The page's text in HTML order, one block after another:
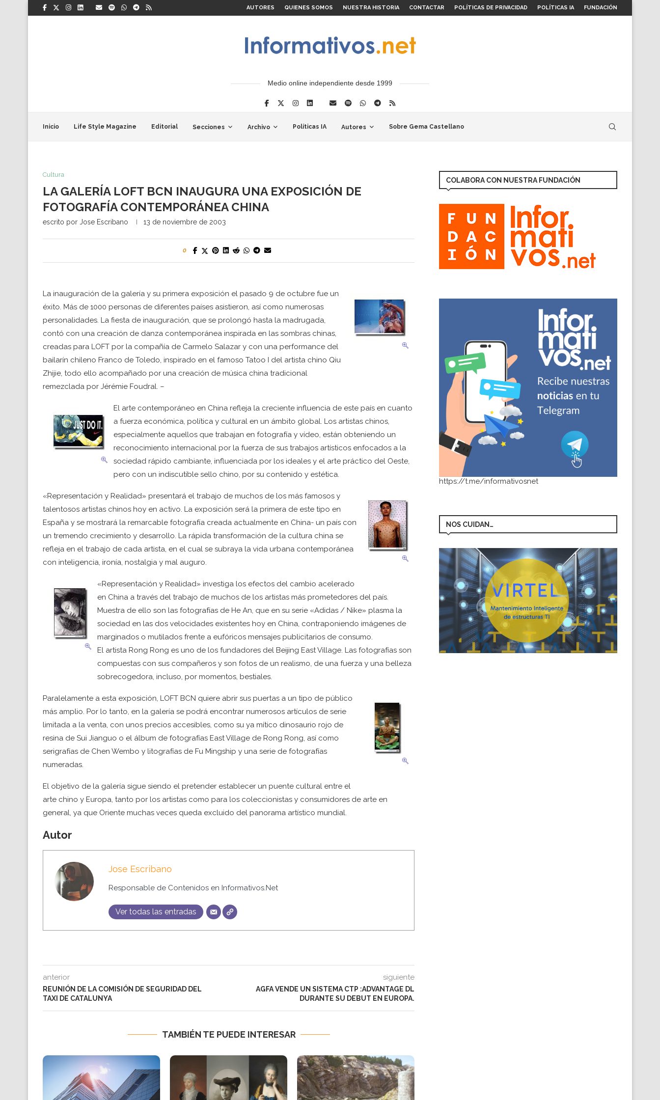
AUTORES QUIENES SOMOS NUESTRA HISTORIA CONTACTAR POLÍTICAS DE PRIVACIDAD POLÍTICAS IA FUNDACIÓN
Medio online independiente desde 1999
Inicio Life Style Magazine Editorial Secciones Archivo Políticas IA Autores Sobre Gema Castellano
Cultura
LA GALERÍA LOFT BCN INAUGURA UNA EXPOSICIÓN DE
FOTOGRAFÍA CONTEMPORÁNEA CHINA
escrito por Jose Escribano 13 de noviembre de 2003
0
La inauguración de la galería y su primera exposición el pasado 9 de octubre fue un
éxito. Más de 1000 personas de diferentes países asistieron, así como numerosas
personalidades. La fiesta de inauguración, que se prolongó hasta la madrugada,
contó con una creación de danza contemporánea inspirada en las sombras chinas,
creadas para LOFT por la compañía de Carmelo Salazar y con una performance del
bailarín chileno Franco de Toledo, inspirado en el famoso Tatoo I del artista chino Qiu
Zhijie, todo ello acompañado por una creación de música china tradicional
remezclada por Jérémie Foudral. –
El arte contemporáneo en China refleja la creciente influencia de este país en cuanto
a fuerza económica, política y cultural en un ámbito global. Los artistas chinos,
especialmente aquellos que trabajan en fotografía y vídeo, están obteniendo un
reconocimiento internacional por la fuerza de sus trabajos artísticos enfocados a la
sociedad rápido cambiante, influenciada por los ideales y el arte práctico del Oeste,
pero con un indiscutible sello chino, por su contenido y estética.
«Representación y Realidad» presentará el trabajo de muchos de los más famosos y
talentosos artistas chinos hoy en activo. La exposición será la primera de este tipo en
España y se mostrará la remarcable fotografía creada actualmente en China- un país con
un tremendo crecimiento y desarrollo. La rápida transformación de la cultura china se
refleja en el trabajo de cada artista, en el cual se subraya la vida urbana contemporánea
con inteligencia, ironía, nostalgia y mal auguro.
«Representación y Realidad» investiga los efectos del cambio acelerado
en China a través del trabajo de muchos de los artistas más prometedores del país.
Muestra de ello son las fotografías de He An, que en su serie «Adidas / Nike» plasma la
sociedad en las dos velocidades existentes hoy en China, contraponiendo imágenes de
marginados o mutilados frente a eufóricos mensajes publicitarios de consumo.
El artista Rong Rong es uno de los fundadores del Beijing East Village. Las fotografías son
compuestas con sus compañeros y son fotos de un realismo, de una fuerza y una belleza
sobrecogedora, incluso, por momentos, bestiales.
Paralelamente a esta exposición, LOFT BCN quiere abrir sus puertas a un tipo de público
más amplio. Por lo tanto, en la galería se podrá encontrar numerosos artículos de serie
limitada a la venta, con unos precios accesibles, como su ya mítico dinosaurio rojo de
resina de Sui Jianguo o el álbum de fotografías East Village de Rong Rong, así como
serigrafías de Chen Wembo y litografías de Fu Mingship y una serie de fotografías
numeradas.
El objetivo de la galería sigue siendo el pretender establecer un puente cultural entre el
arte chino y Europa, tanto por los artistas como para los coleccionistas y consumidores de arte en
general, ya que Oriente muchas veces queda excluido del panorama artístico mundial.
Autor
Jose Escribano
Responsable de Contenidos en Informativos.Net
Ver todas las entradas
anterior
REUNIÓN DE LA COMISIÓN DE SEGURIDAD DEL
TAXI DE CATALUNYA
siguiente
AGFA VENDE UN SISTEMA CTP :ADVANTAGE DL
DURANTE SU DEBUT EN EUROPA.
TAMBIÉN TE PUEDE INTERESAR
COLABORA CON NUESTRA FUNDACIÓN
https://t.me/informativosnet
NOS CUIDAN…